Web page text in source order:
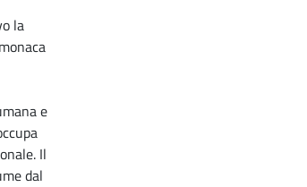
la
e
Il
dal